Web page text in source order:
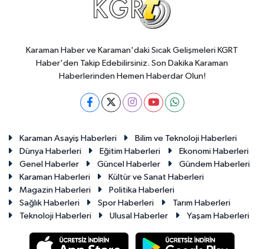
Karaman Haber ve Karaman'daki Sıcak Gelişmeleri KGRT
Haber'den Takip Edebilirsiniz. Son Dakika Karaman
Haberlerinden Hemen Haberdar Olun!
Karaman Asayiş Haberleri
Bilim ve Teknoloji Haberleri
Dünya Haberleri
Eğitim Haberleri
Ekonomi Haberleri
Genel Haberler
Güncel Haberler
Gündem Haberleri
Karaman Haberleri
Kültür ve Sanat Haberleri
Magazin Haberleri
Politika Haberleri
Sağlık Haberleri
Spor Haberleri
Tarım Haberleri
Teknoloji Haberleri
Ulusal Haberler Yaşam Haberleri